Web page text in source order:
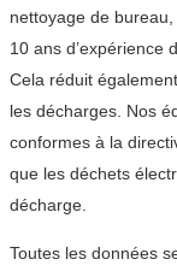
nettoyage de
10 ans d’expérience
Cela réduit
les décharges. Nos
conformes à la
que les déchets
décharge.
Toutes les données